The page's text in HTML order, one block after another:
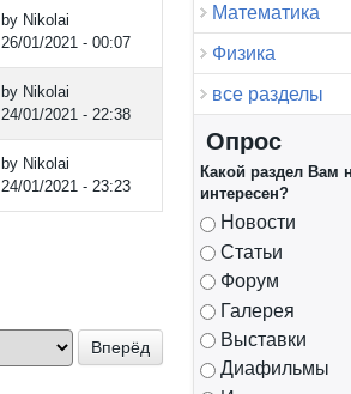
by Nikolai
26/01/2021 - 00:07
by Nikolai
24/01/2021 - 22:38
by Nikolai
24/01/2021 - 23:23
Математика
Физика
все разделы
Опрос
Какой раздел Вам
интересен?
Варианты
Новости
Статьи
Форум
Галерея
Выставки
Диафильмы